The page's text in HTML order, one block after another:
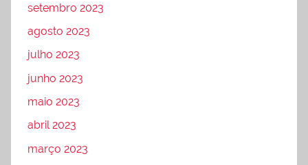
setembro 2023
agosto 2023
julho 2023
junho 2023
maio 2023
abril 2023
março 2023